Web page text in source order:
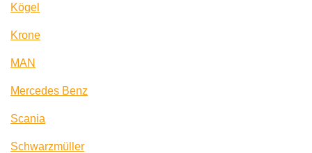
Kögel
Krone
MAN
Mercedes Benz
Scania
Schwarzmüller